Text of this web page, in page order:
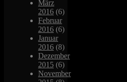
März
2016 (6)
Februar
2016 (6)
Januar
2016 (8)
Dezember
2015 (6)
November